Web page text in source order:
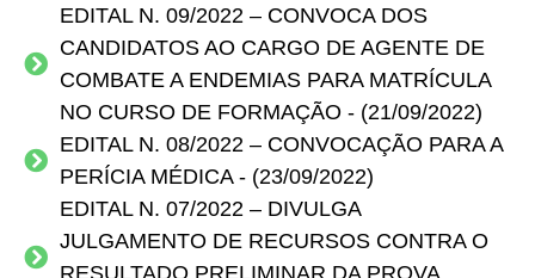
EDITAL N. 09/2022 – CONVOCA DOS
CANDIDATOS AO CARGO DE AGENTE DE
COMBATE A ENDEMIAS PARA MATRÍCULA
NO CURSO DE FORMAÇÃO - (21/09/2022)
EDITAL N. 08/2022 – CONVOCAÇÃO PARA A
PERÍCIA MÉDICA - (23/09/2022)
EDITAL N. 07/2022 – DIVULGA
JULGAMENTO DE RECURSOS CONTRA O
RESULTADO PRELIMINAR DA PROVA